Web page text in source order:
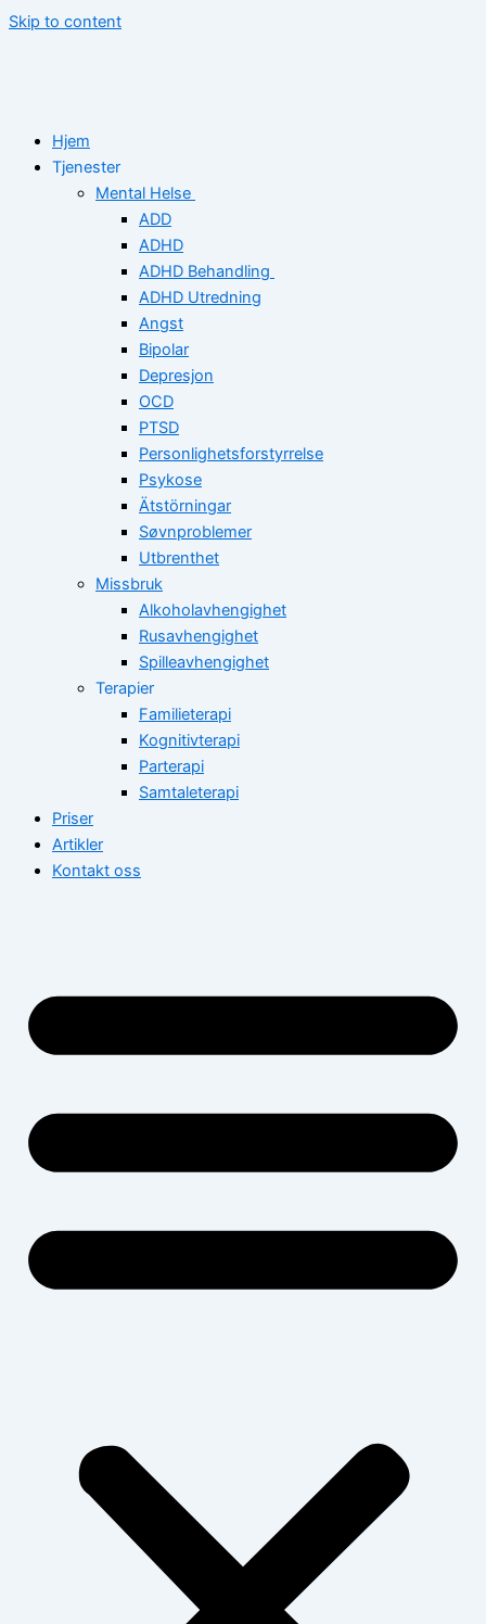
Skip to content
Hjem
Tjenester
Mental Helse
ADD
ADHD
ADHD Behandling
ADHD Utredning
Angst
Bipolar
Depresjon
OCD
PTSD
Personlighetsforstyrrelse
Psykose
Ätstörningar
Søvnproblemer
Utbrenthet
Missbruk
Alkoholavhengighet
Rusavhengighet
Spilleavhengighet
Terapier
Familieterapi
Kognitivterapi
Parterapi
Samtaleterapi
Priser
Artikler
Kontakt oss